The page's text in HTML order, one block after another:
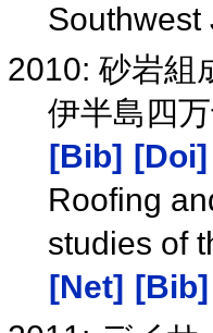
Southwest
2010: 砂岩組
伊半島四
[Bib]
[Doi]
Roofing
studies of
[Net]
[Bib]